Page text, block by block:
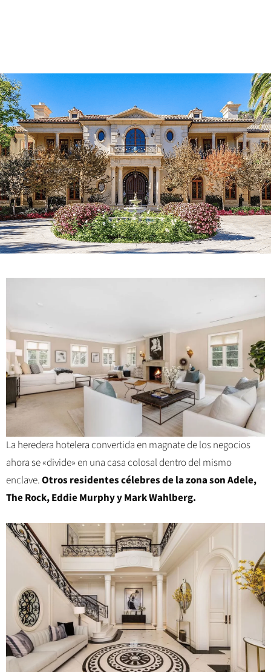
La heredera hotelera convertida en magnate de los negocios
ahora se «divide» en una casa colosal dentro del mismo
enclave.Otros residentes célebres de la zona son Adele,
The Rock, Eddie Murphy y Mark Wahlberg.